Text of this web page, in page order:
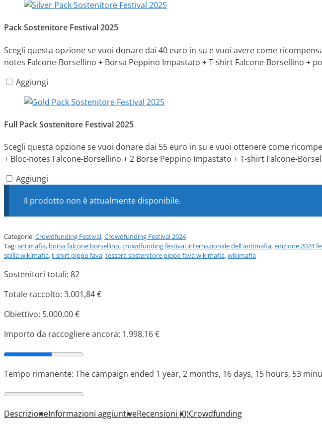
Pack Sostenitore Festival 2025
Scegli questa opzione se vuoi donare dai 40 euro in su e vuoi avere come
notes Falcone-Borsellino + Borsa Peppino Impastato + T-shirt Falcone-Borsellino +
Aggiungi
Full Pack Sostenitore Festival 2025
Scegli questa opzione se vuoi donare dai 55 euro in su e vuoi ottenere come
+ Bloc-notes Falcone-Borsellino + 2 Borse Peppino Impastato + T-shirt Falcone-
Aggiungi
Il prodotto non è attualmente disponibile.
Categorie:Crowdfunding Festival,Crowdfunding Festival 2024
Tag:antimafia, borsa falcone borsellino,crowdfunding festival internazionale dell'antimafia,edizione 2024
spilla wikimafia,t-shirt pippo fava,tessera sostenitore pippo fava wikimafia,wikimafia
Sostenitori totali: 82
Totale raccolto: 3.001,84€
Obiettivo: 5.000,00€
Importo da raccogliere ancora: 1.998,16€
Tempo rimanente: The campaign ended 1 year, 2 months, 16 days, 15 hours, 53
DescrizioneInformazioni aggiuntiveRecensioni (0)Crowdfunding